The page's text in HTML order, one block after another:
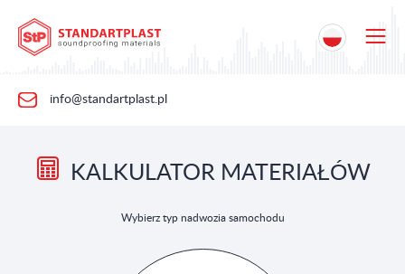
info@standartplast.pl
KALKULATOR MATERIAŁÓW
Wybierz typ nadwozia samochodu